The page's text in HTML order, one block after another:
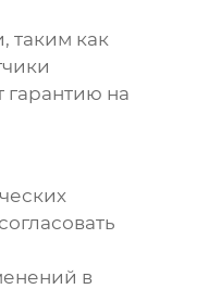
таким как
гарантию на
в